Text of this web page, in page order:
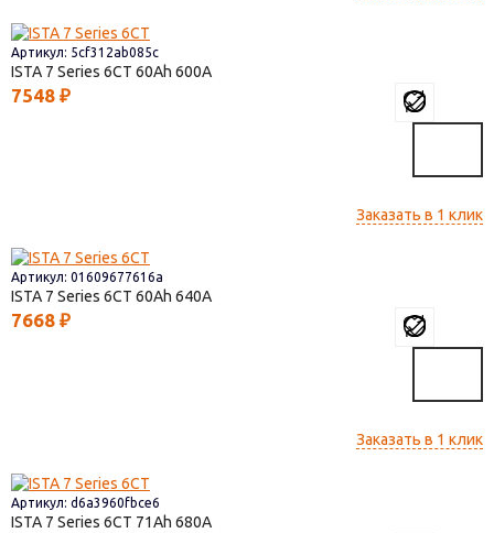
Артикул: 5cf312ab085c
ISTA 7 Series 6СТ 60 600
7548 ₽
Заказать в 1 клик
Артикул: 01609677616a
ISTA 7 Series 6СТ 60 640
7668 ₽
Заказать в 1 клик
Артикул: d6a3960fbce6
ISTA 7 Series 6СТ 71 680